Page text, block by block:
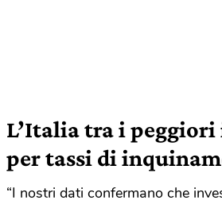
L’Italia tra i peggiori
per tassi di
“I nostri dati confermano che